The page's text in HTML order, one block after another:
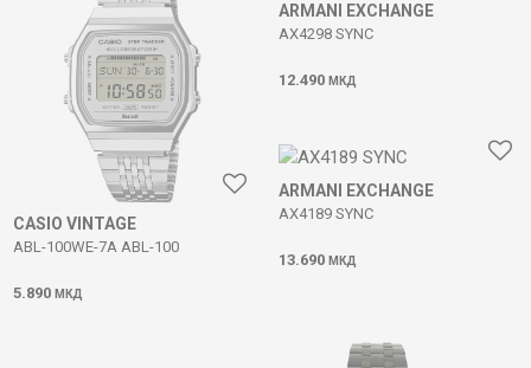
CASIO VINTAGE
ABL-100WE-7A ABL-100
5.890 МКД
ARMANI EXCHANGE
AX4298 SYNC
12.490 МКД
ARMANI EXCHANGE
AX4189 SYNC
13.690 МКД